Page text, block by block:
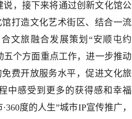
，接下来将通过创新文化馆公
打造文化艺术街区、结合一流
文旅融合发展策划“安顺屯约
五个方面重点工作，进一步推动
费开放服务水平，促进文化旅
中感受到更多的获得感和幸福
度的人生”城市IP宣传推广，